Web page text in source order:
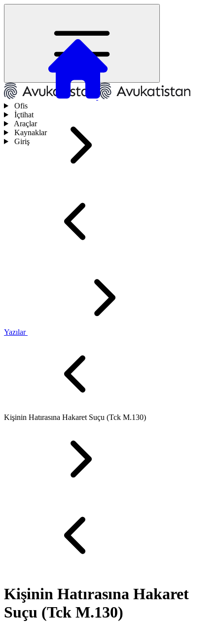
Ofis
İçtihat
Araçlar
Kaynaklar
Giriş
Yazılar
Kişinin Hatırasına Hakaret Suçu (Tck M.130)
Kişinin Hatırasına Hakaret
Suçu (Tck M.130)